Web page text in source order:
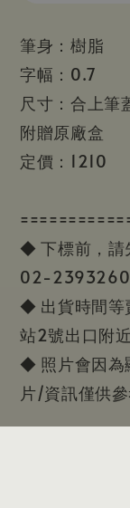
筆身：樹脂
字幅：0.7
尺寸：合上筆
附贈原廠盒
定價：1210
◆ 下標前，請
02-
◆ 出貨時間等
站2號出口附
◆ 照片會因為
片/資訊僅供